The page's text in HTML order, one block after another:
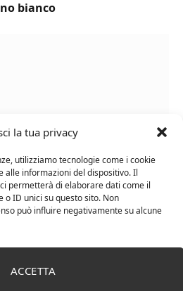
la tua privacy
utilizziamo tecnologie come i cookie
alle informazioni del dispositivo. Il
permetterà di elaborare dati come il
ID unici su questo sito. Non
può influire negativamente su alcune
ACCETTA
bianco
6 x 0,75l) Mr. Vino Rosso